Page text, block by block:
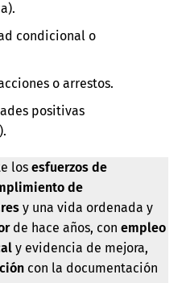
condicional o
o arrestos.
positivas
losesfuerzos de
de
y una vida ordenada y
de hace años, conempleo
y evidencia de mejora,
con la documentación